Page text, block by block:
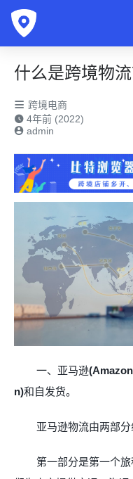
什么是跨境物流
跨境电商
4年前 (2022)
admin
一、亚马逊
n)和自发货。
亚马逊物流由两部分
第一部分是第一个